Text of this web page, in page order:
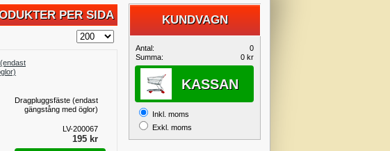
KUNDVAGN
KUNDVAGN
Antal:
0
Summa:
0 kr
KASSAN
Inkl. moms
Exkl. moms
PER SIDA
Dragpluggsfäste (endast
gängstång med öglor)
LV-200067
195 kr